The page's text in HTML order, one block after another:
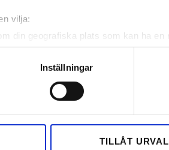
vilja:
din geografiska plats som kan ha en
att aktivt skanna den för
uppgifter behandlas och ställ
när som helst från cookie-förklaringen.
trafik. Vi vidarebefordrar även
och analysföretag som vi
Inställningar
TILLÅT URVAL
Inget tätskikt på rören.
en
lägenheten sedan innan hade